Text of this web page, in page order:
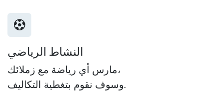
النشاط الرياضي
مارس أي رياضة مع زملائك،
وسوف نقوم بتغطية التكاليف.